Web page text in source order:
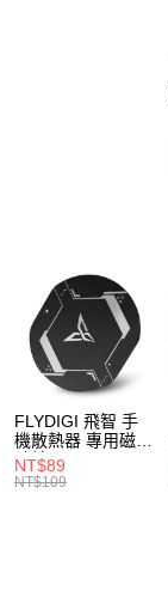
FLYDIGI 飛智 手
機散熱器 專用磁吸
貼片
NT$89
NT$109